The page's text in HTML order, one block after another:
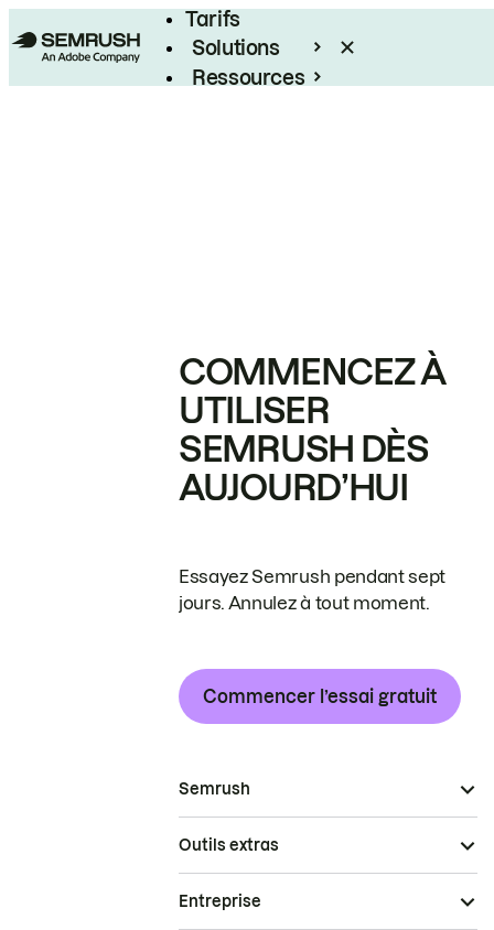
Tarifs
Solutions
Ressources
COMMENCEZ À
UTILISER
SEMRUSH DÈS
AUJOURD’HUI
Essayez Semrush pendant sept
jours. Annulez à tout moment.
Commencer l’essai gratuit
Semrush
Outils extras
Entreprise